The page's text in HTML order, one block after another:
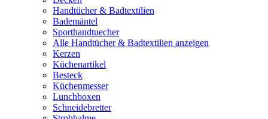
Handtücher & Badtextilien
Bademäntel
Sporthandtuecher
Alle Handtücher & Badtextilien anzeigen
Kerzen
Küchenartikel
Besteck
Küchenmesser
Lunchboxen
Schneidebretter